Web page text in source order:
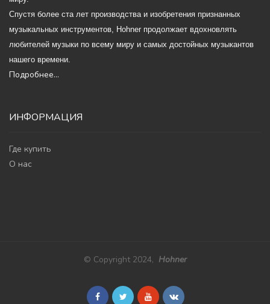
Спустя более ста лет производства и изобретения признанных
музыкальных инструментов, Hohner продолжает вдохновлять
любителей музыки по всему миру и самых достойных музыкантов
нашего времени.
Подробнее...
ИНФОРМАЦИЯ
Где купить
О нас
© Copyright 2024, Hohner